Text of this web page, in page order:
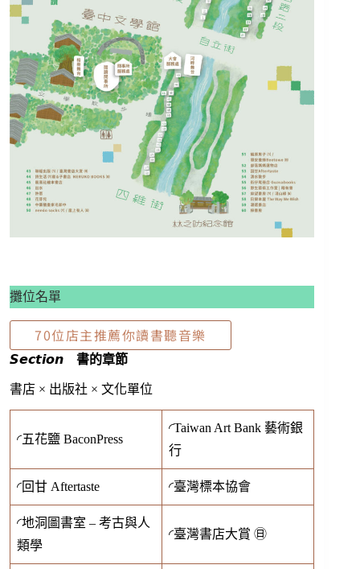
攤位名單
70位店主推薦你讀書聽音樂
𝙎𝙚𝙘𝙩𝙞𝙤𝙣 書的章節
書店 × 出版社 × 文化單位
◜五花鹽 BaconPress
◜Taiwan Art Bank 藝術銀
行
◜回甘 Aftertaste ◜臺灣標本協會
◜地洞圖書室 – 考古與人
類學
◜臺灣書店大賞 ㊐